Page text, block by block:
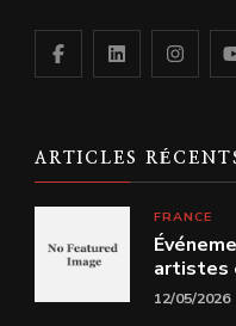
ARTICLES
FRANCE
artistes
12/05/2026